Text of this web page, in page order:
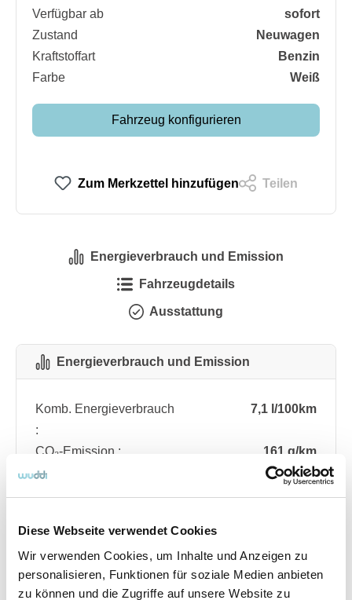
Diese Webseite verwendet Cookies
Wir verwenden Cookies, um Inhalte und Anzeigen zu
personalisieren, Funktionen für soziale Medien anbieten
zu können und die Zugriffe auf unsere Website zu
Verfügbar ab
sofort
Zustand
Neuwagen
Kraftstoffart
Benzin
Farbe
Weiß
Fahrzeug konfigurieren
Zum Merkzettel hinzufügen Teilen
Energieverbrauch und Emission
Fahrzeugdetails
Ausstattung
Energieverbrauch und Emission
Komb. Energieverbrauch
:
7,1 l/100km
CO₂-Emission :
161 g/km
CO₂-Klasse :
F
Angebotsnummer ABO76.290